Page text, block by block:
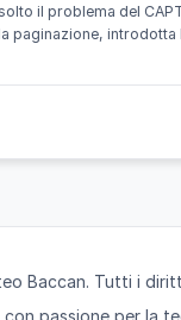
il problema del
paginazione, introdotta
Baccan. Tutti i
passione per la